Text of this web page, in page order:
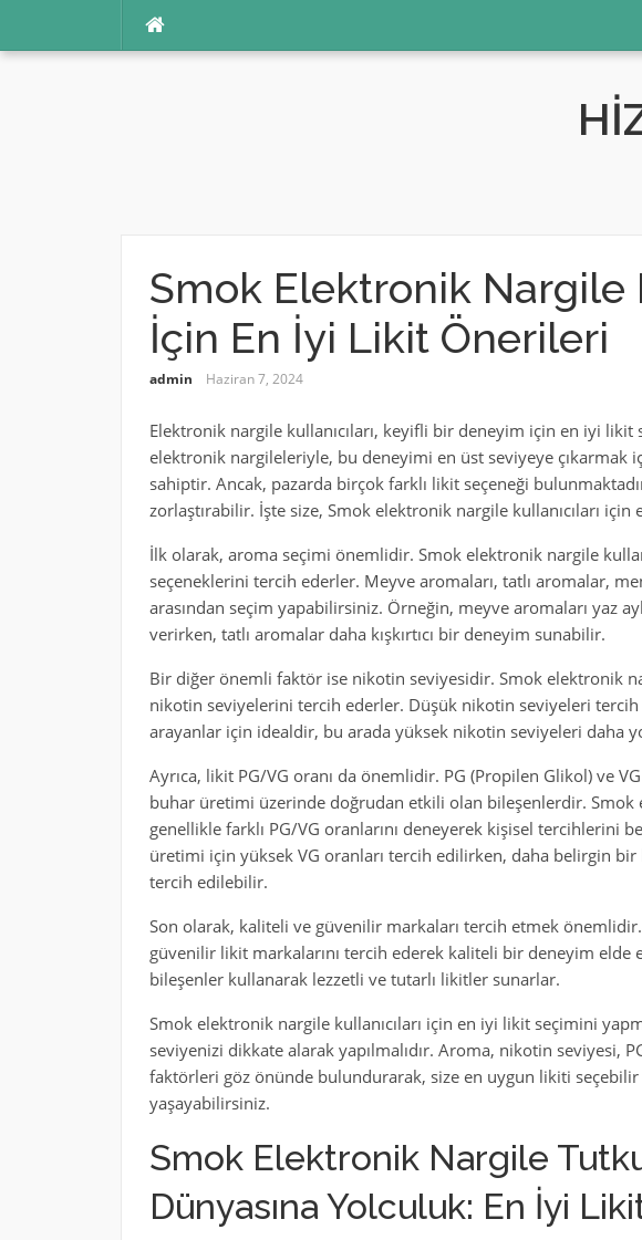
Smok Elektronik Nargile
İçin En İyi Likit Önerileri
admin Haziran 7, 2024
Elektronik nargile kullanıcıları, keyifli bir deneyim için en iyi
elektronik nargileleriyle, bu deneyimi en üst seviyeye
sahiptir. Ancak, pazarda birçok farklı likit seçeneği
zorlaştırabilir. İşte size, Smok elektronik nargile kullanıcıları
İlk olarak, aroma seçimi önemlidir. Smok elektronik nargile
seçeneklerini tercih ederler. Meyve aromaları, tatlı aromalar,
arasından seçim yapabilirsiniz. Örneğin, meyve aromaları yaz
verirken, tatlı aromalar daha kışkırtıcı bir deneyim sunabilir.
Bir diğer önemli faktör ise nikotin seviyesidir. Smok elektronik
nikotin seviyelerini tercih ederler. Düşük nikotin seviyeleri
arayanlar için idealdir, bu arada yüksek nikotin seviyeleri daha
Ayrıca, likit PG/VG oranı da önemlidir. PG (Propilen Glikol) ve
buhar üretimi üzerinde doğrudan etkili olan bileşenlerdir. Smok
genellikle farklı PG/VG oranlarını deneyerek kişisel tercihlerini
üretimi için yüksek VG oranları tercih edilirken, daha belirgin bir
tercih edilebilir.
Son olarak, kaliteli ve güvenilir markaları tercih etmek
güvenilir likit markalarını tercih ederek kaliteli bir deneyim
bileşenler kullanarak lezzetli ve tutarlı likitler sunarlar.
Smok elektronik nargile kullanıcıları için en iyi likit seçimini
seviyenizi dikkate alarak yapılmalıdır. Aroma, nikotin seviyesi,
faktörleri göz önünde bulundurarak, size en uygun likiti
yaşayabilirsiniz.
Smok Elektronik Nargile
Dünyasına Yolculuk: En İyi